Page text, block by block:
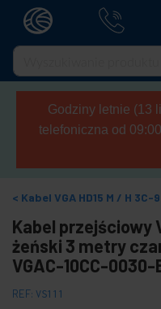
Godziny letnie (13
telefoniczna od
Kabel VGA HD15 M / H 3C-9
Kabel przejściowy
żeński 3 metry
VGAC-10CC-0030-
REF: VS111